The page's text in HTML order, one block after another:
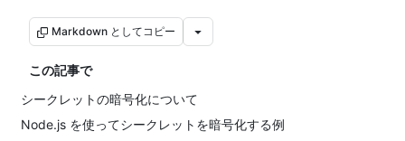
Markdown としてコピー
この記事で
シークレットの暗号化について
Node.js を使ってシークレットを暗号化する例